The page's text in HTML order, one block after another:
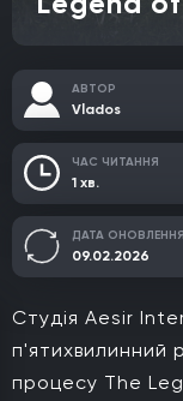
АВТОР
Vlados
ЧАС ЧИТАННЯ
1 хв.
ДАТА ОНОВЛЕННЯ
09.02.2026
Студія Aesir
п'ятихвилинний
процесу The